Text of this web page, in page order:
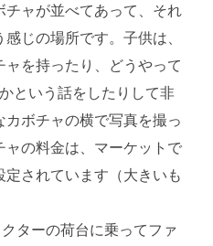
ャが並べてあって、それ
じの場所です。子供は、
を持ったり、どうやって
という話をしたりして非
ボチャの横で写真を撮っ
ャの料金は、マーケットで
されています（大きいも
ターの荷台に乗ってファ